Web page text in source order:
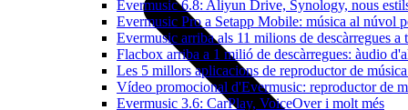
Evermusic 6.8: Aliyun Drive, Synology, nous
Evermusic Pro a Setapp Mobile: música al núvol
Evermusic arriba als 11 milions de descàrregues a
Flacbox arriba a 1 milió de descàrregues: àudio
Les 5 millors aplicacions de reproductor de
Vídeo promocional d'Evermusic: reproductor de
Evermusic 3.6: CarPlay, VoiceOver i molt més